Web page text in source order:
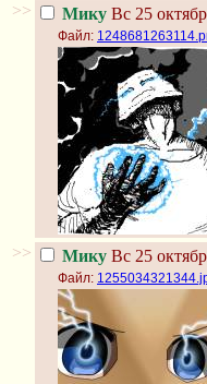
>> Мику Вс 25
Файл:
>> Мику Вс 25
Файл: